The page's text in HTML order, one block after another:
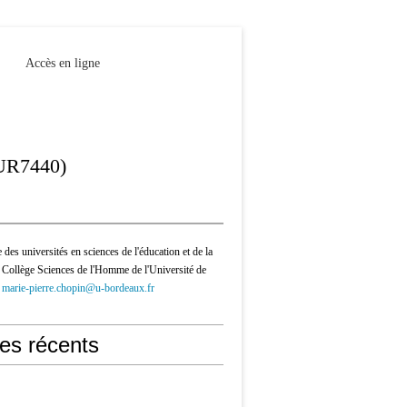
Accès en ligne
des universités en sciences de l'éducation et de la
Sciences de l'Homme de l'Université de
marie-pierre.chopin@u-bordeaux.fr
récents